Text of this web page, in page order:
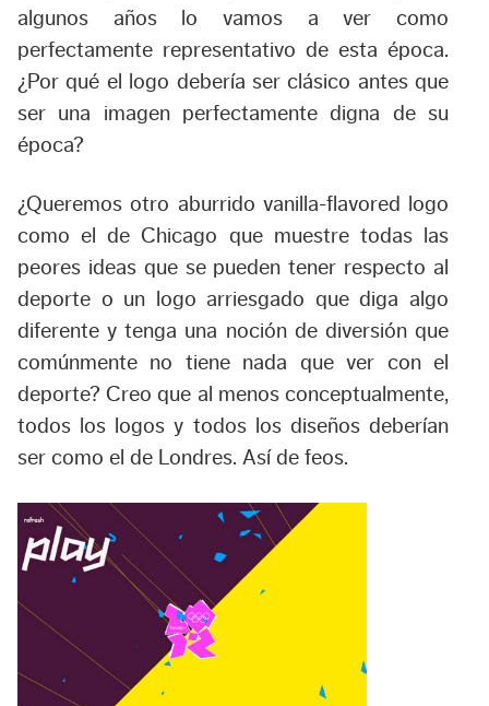
algunos años lo vamos a ver como
perfectamente representativo de esta época.
¿Por qué el logo debería ser clásico antes que
ser una imagen perfectamente digna de su
época?
¿Queremos otro aburrido vanilla-flavored
logo
como el de Chicago que muestre todas las
peores ideas que se pueden tener respecto al
deporte o un logo arriesgado que diga algo
diferente y tenga una noción de diversión que
comúnmente no tiene nada que ver con el
deporte? Creo que al menos conceptualmente,
todos los logos y todos los diseños deberían
ser como el de Londres. Así de feos.